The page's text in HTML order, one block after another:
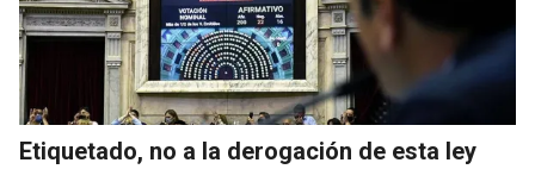
Etiquetado, no a la derogación de esta ley